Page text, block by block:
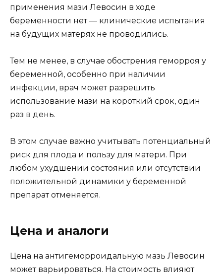
применения мази Левосин в ходе
беременности нет — клинические испытания
на будущих матерях не проводились.
Тем не менее, в случае обострения геморроя у
беременной, особенно при наличии
инфекции, врач может разрешить
использование мази на короткий срок, один
раз в день.
В этом случае важно учитывать потенциальный
риск для плода и пользу для матери. При
любом ухудшении состояния или отсутствии
положительной динамики у беременной
препарат отменяется.
Цена и аналоги
Цена на антигеморроидальную мазь Левосин
может варьироваться. На стоимость влияют